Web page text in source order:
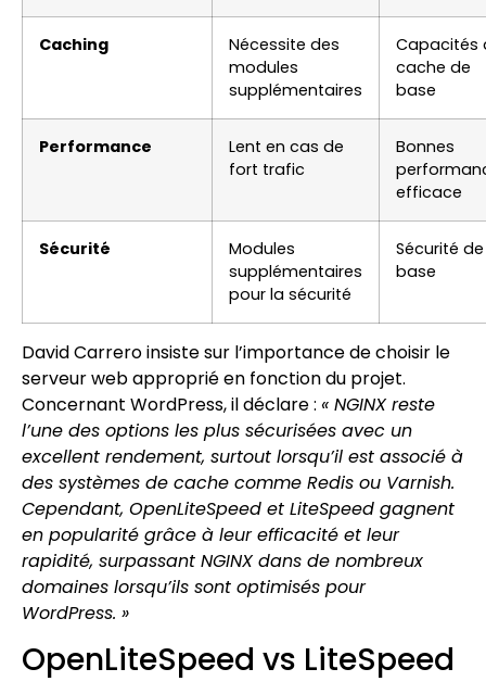
Caching
Nécessite des
modules
supplémentaires
Capacités
cache de
base
Performance
Lent en cas de
fort trafic
Bonnes
efficace
Sécurité
Modules
supplémentaires
pour la sécurité
Sécurité de
base
David Carrero insiste sur l’importance de choisir le
serveur web approprié en fonction du projet.
Concernant WordPress, il déclare : « NGINX reste
l’une des options les plus sécurisées avec un
excellent rendement, surtout lorsqu’il est associé à
des systèmes de cache comme Redis ou Varnish.
Cependant, OpenLiteSpeed et LiteSpeed gagnent
en popularité grâce à leur efficacité et leur
rapidité, surpassant NGINX dans de nombreux
domaines lorsqu’ils sont optimisés pour
WordPress. »
OpenLiteSpeed vs LiteSpeed